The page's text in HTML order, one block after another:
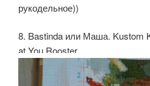
рукодельное))
8. Bastinda или Маша. Kustom
at You Rooster.